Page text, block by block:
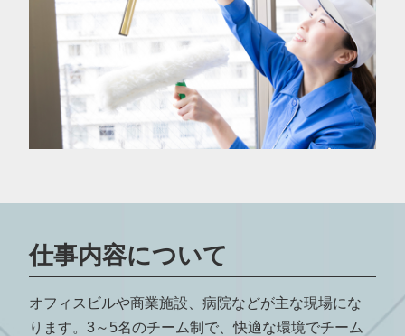
仕事内容について
オフィスビルや商業施設、病院などが主な現場にな
ります。3～5名のチーム制で、快適な環境でチーム